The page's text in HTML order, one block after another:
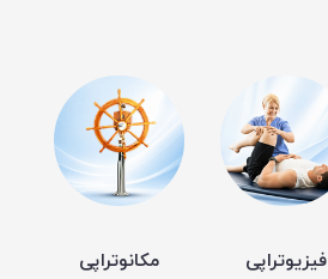
فیزیوتراپی مکانوتراپی